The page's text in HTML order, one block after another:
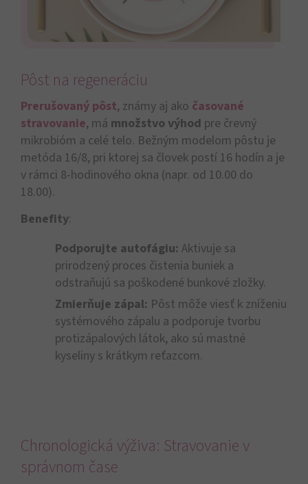
Pôst na regeneráciu
Prerušovaný pôst, známy aj ako časované
stravovanie, má množstvo výhod pre črevný
mikrobióm a celé telo. Bežným modelom pôstu je
metóda 16/8, pri ktorej sa človek postí 16 hodín a je
v rámci 8-hodinového okna (napr. od 10.00 do
18.00).
Benefity:
Podporujte autofágiu: Aktivuje sa
prirodzený proces čistenia buniek a
odstraňujú sa poškodené bunkové zložky.
Zmierňuje zápal: Pôst môže viesť k zníženiu
systémového zápalu a podporuje tvorbu
protizápalových látok, ako sú mastné
kyseliny s krátkym reťazcom.
Chronologická výživa: Stravovanie v
správnom čase